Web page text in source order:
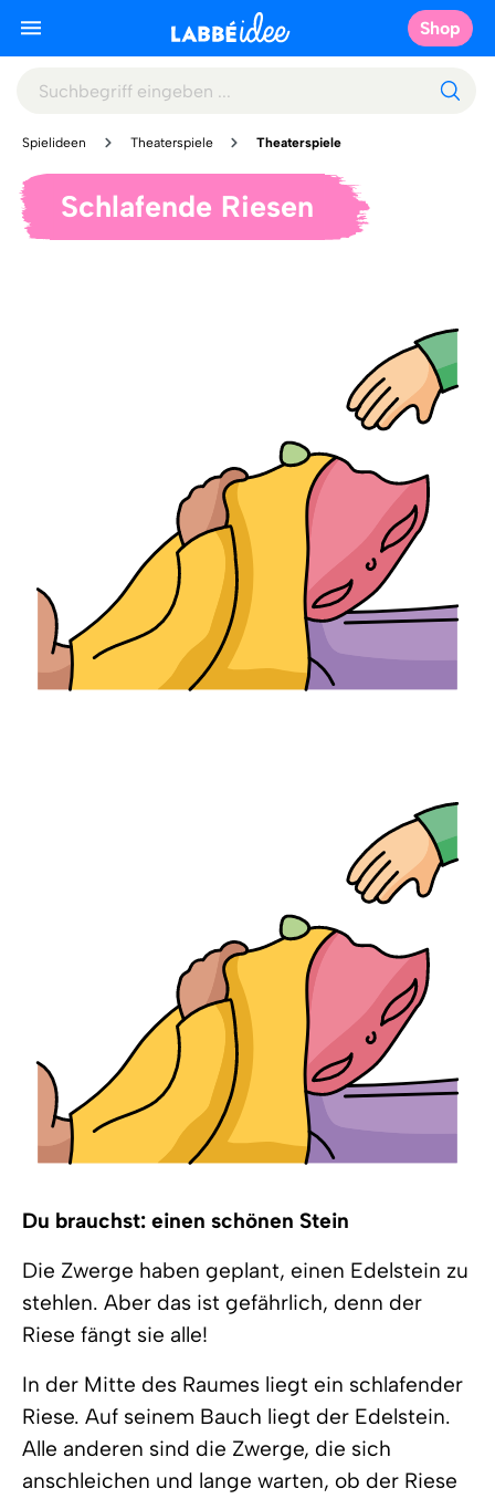
Shop
Spielideen Theaterspiele Theaterspiele
Schlafende Riesen
Du brauchst: einen schönen Stein
Die Zwerge haben geplant, einen Edelstein zu
stehlen. Aber das ist gefährlich, denn der
Riese fängt sie alle!
In der Mitte des Raumes liegt ein schlafender
Riese. Auf seinem Bauch liegt der Edelstein.
Alle anderen sind die Zwerge, die sich
anschleichen und lange warten, ob der Riese